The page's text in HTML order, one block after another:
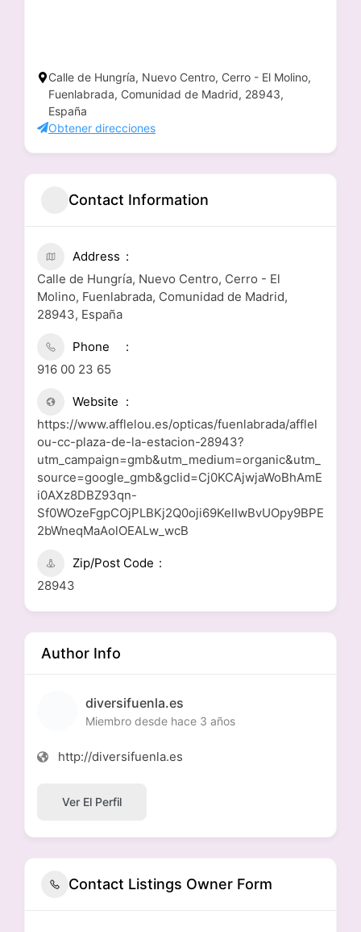
Calle de Hungría, Nuevo Centro, Cerro - El Molino,
Fuenlabrada, Comunidad de Madrid, 28943,
España
Obtener direcciones
Contact Information
Address
Calle de Hungría, Nuevo Centro, Cerro - El
Molino, Fuenlabrada, Comunidad de Madrid,
28943, España
Phone
916 00 23 65
Website
https://www.afflelou.es/opticas/fuenlabrada/afflel
ou-cc-plaza-de-la-estacion-28943?
utm_campaign=gmb&utm_medium=organic&utm_
source=google_gmb&gclid=Cj0KCAjwjaWoBhAmE
i0AXz8DBZ93qn-
Sf0WOzeFgpCOjPLBKj2Q0oji69KelIwBvUOpy9BPE
2bWneqMaAolOEALw_wcB
Zip/Post Code
28943
Author Info
diversifuenla.es
Miembro desde hace 3 años
http://diversifuenla.es
Ver El Perfil
Contact Listings Owner Form